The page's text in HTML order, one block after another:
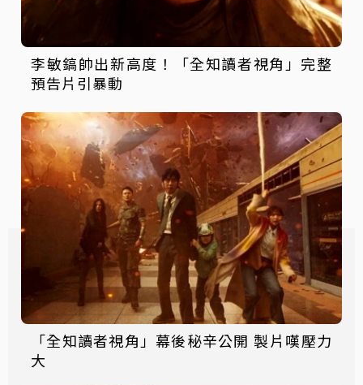
李敏鎬帥出新高度！「全知讀者視角」完整
預告片引暴動
「全知讀者視角」幕後秘辛公開 製片嘆壓力
大